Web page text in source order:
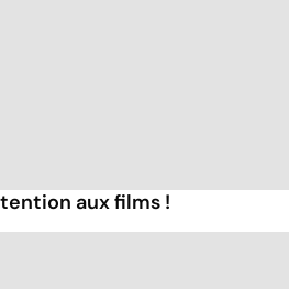
aux films !